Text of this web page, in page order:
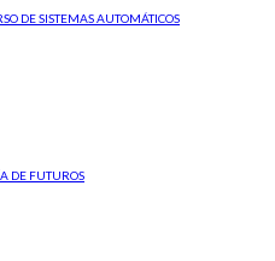
DE SISTEMAS AUTOMÁTICOS
DE FUTUROS
en las
español, que cuenta con al
cualificado pese a
digerible. Pero está
de la generación
para llevar a cabo